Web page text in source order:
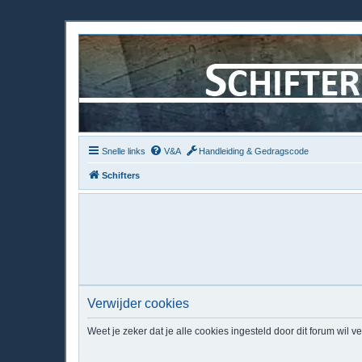
Snelle links V&A Handleiding & Gedragscode
Schifters
Verwijder cookies
Weet je zeker dat je alle cookies ingesteld door dit forum wil